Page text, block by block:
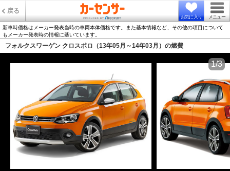
戻る
お気に入り メニュー
新車時価格はメーカー発表当時の車両本体価格です。また基本情報など、その他の項目について
もメーカー発表時の情報に基いています。
フォルクスワーゲン クロスポロ（13年05月～14年03月）の燃費
1/3